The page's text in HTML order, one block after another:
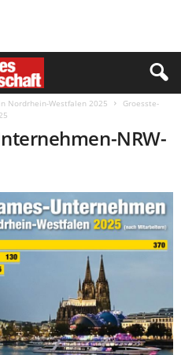
Nordrhein-Westfalen 2025
Groesste-
NRW-